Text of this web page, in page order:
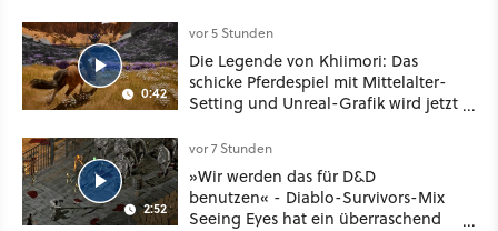
0:42
vor 5 Stunden
Die Legende von Khiimori: Das
schicke Pferdespiel mit Mittelalter-
Setting und Unreal-Grafik wird jetzt
2:52
vor 7 Stunden
»Wir werden das für D&D
benutzen« - Diablo-Survivors-Mix
Seeing Eyes hat ein überraschend